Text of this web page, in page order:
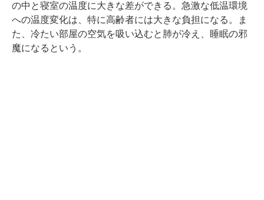
の中と寝室の温度に大きな差ができる。急激な低温環境
への温度変化は、特に高齢者には大きな負担になる。ま
た、冷たい部屋の空気を吸い込むと肺が冷え、睡眠の邪
魔になるという。